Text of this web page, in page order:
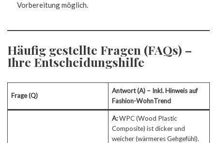
Vorbereitung möglich.
Häufig gestellte Fragen (FAQs) –
Ihre Entscheidungshilfe
Frage (Q)
Antwort (A) – Inkl. Hinweis auf
Fashion-WohnTrend
A:WPC (Wood Plastic
Composite) ist dicker und
weicher (wärmeres Gehgefühl).